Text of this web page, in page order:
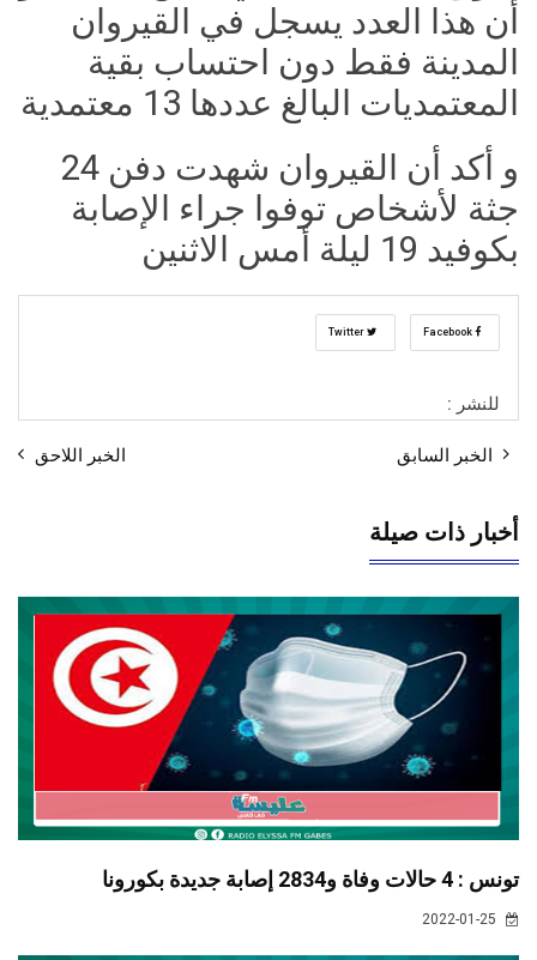
أن هذا العدد يسجل في القيروان
المدينة فقط دون احتساب بقية
المعتمديات البالغ عددها 13 معتمدية
و أكد أن القيروان شهدت دفن 24
جثة لأشخاص توفوا جراء الإصابة
بكوفيد 19 ليلة أمس الاثنين
للنشر :
الخبر السابق الخبر اللاحق
أخبار ذات صيلة
تونس : 4 حالات وفاة و2834 إصابة جديدة بكورونا